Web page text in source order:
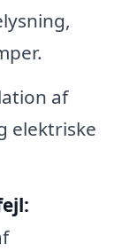
af
elektriske